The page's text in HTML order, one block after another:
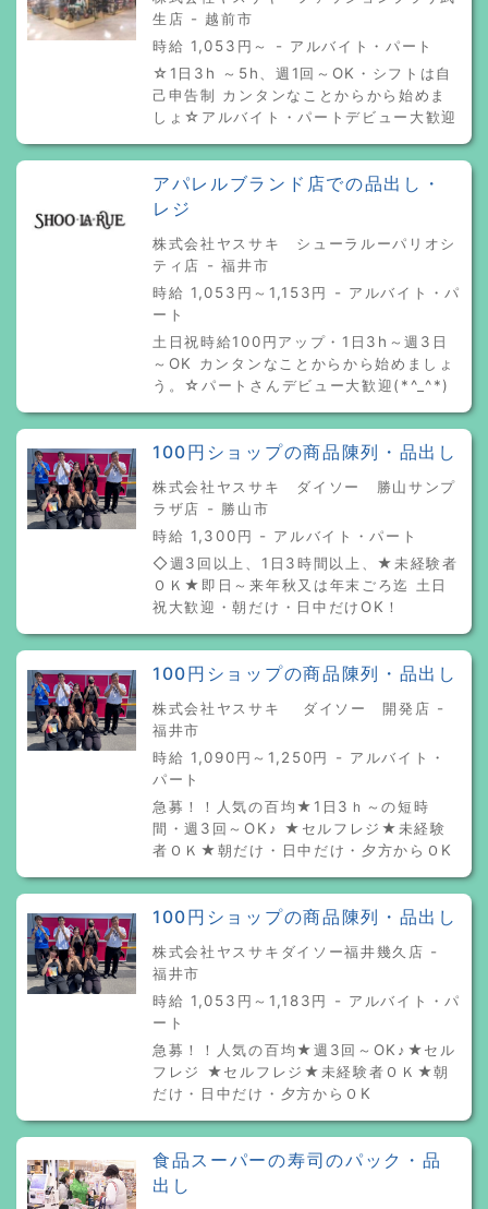
生店 - 越前市
時給 1,053円～ - アルバイト・パート
☆1日3h ～5h、週1回～OK・シフトは自
己申告制 カンタンなことからから始めま
しょ☆アルバイト・パートデビュー大歓迎
アパレルブランド店での品出し・
レジ
株式会社ヤスサキ シューラルーパリオシ
ティ店 - 福井市
時給 1,053円～1,153円 - アルバイト・パ
ート
土日祝時給100円アップ・1日3h～週3日
～OK カンタンなことからから始めましょ
う。☆パートさんデビュー大歓迎(*^_^*)
100円ショップの商品陳列・品出し
株式会社ヤスサキ ダイソー 勝山サンプ
ラザ店 - 勝山市
時給 1,300円 - アルバイト・パート
◇週3回以上、1日3時間以上、★未経験者
ＯＫ★即日～来年秋又は年末ごろ迄 土日
祝大歓迎・朝だけ・日中だけOK！
100円ショップの商品陳列・品出し
株式会社ヤスサキ ダイソー 開発店 -
福井市
時給 1,090円～1,250円 - アルバイト・
パート
急募！！人気の百均★1日3ｈ～の短時
間・週3回～OK♪ ★セルフレジ★未経験
者ＯＫ★朝だけ・日中だけ・夕方からＯK
100円ショップの商品陳列・品出し
株式会社ヤスサキダイソー福井幾久店 -
福井市
時給 1,053円～1,183円 - アルバイト・パ
ート
急募！！人気の百均★週3回～OK♪★セル
フレジ ★セルフレジ★未経験者ＯＫ★朝
だけ・日中だけ・夕方からＯK
食品スーパーの寿司のパック・品
出し